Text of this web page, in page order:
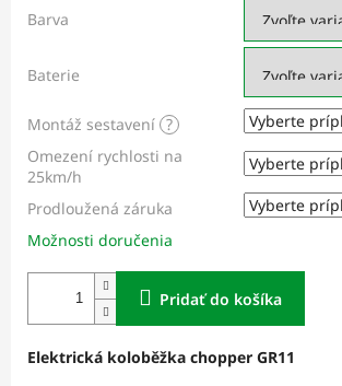
Barva
Baterie
Montáž sestavení ?
Omezení rychlosti na
25km/h
Prodloužená záruka
Možnosti doručenia
Pridať do košíka
Elektrická koloběžka chopper GR11